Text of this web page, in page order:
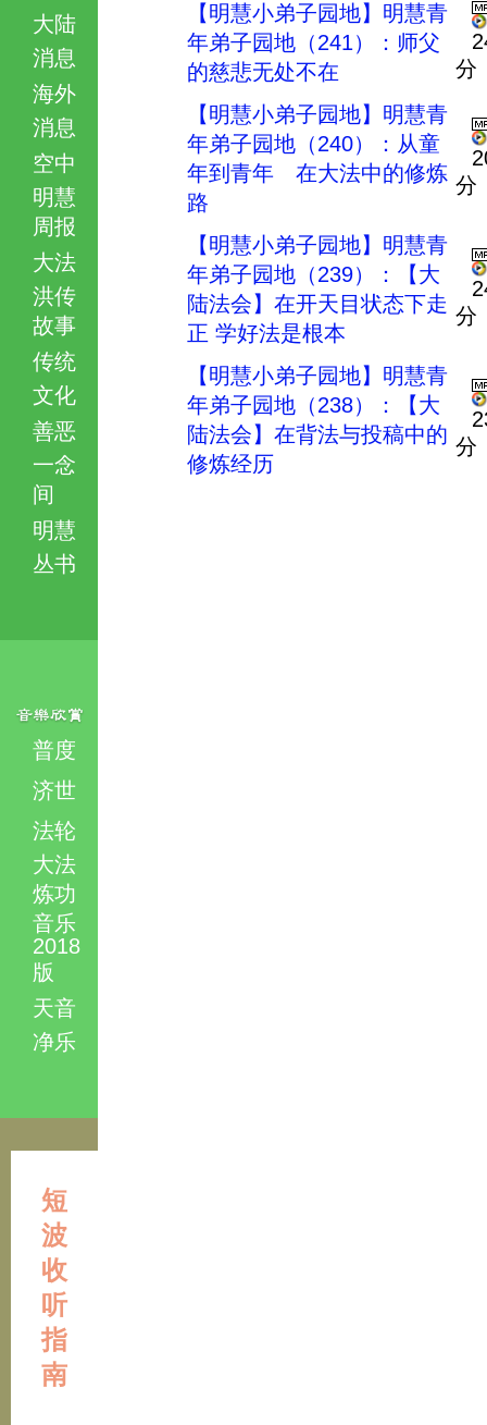
大陆
消息
海外
消息
空中
明慧
周报
大法
洪传
故事
传统
文化
善恶
一念
间
明慧
丛书
普度
济世
法轮
大法
炼功
音乐
2018
版
天音
净乐
短
波
收
听
指
南
【明慧小弟子园地】明慧青
年弟子园地（241）：师父
的慈悲无处不在
分
【明慧小弟子园地】明慧青
年弟子园地（240）：从童
年到青年 在大法中的修炼
路
分
【明慧小弟子园地】明慧青
年弟子园地（239）：【大
陆法会】在开天目状态下走
正 学好法是根本
分
【明慧小弟子园地】明慧青
年弟子园地（238）：【大
陆法会】在背法与投稿中的
修炼经历
分